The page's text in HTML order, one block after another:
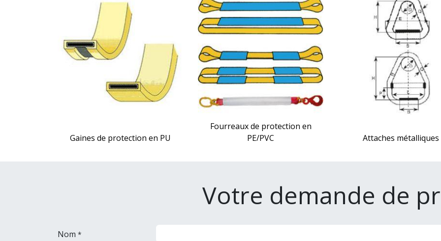
Gaines de protection en PU
Fourreaux de protection en
PE/PVC
Attaches métalliques
Votre demande de
Nom *